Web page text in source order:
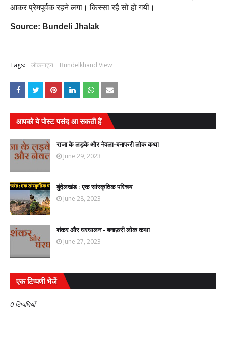
आकर प्रेमपूर्वक रहने लगा। किस्सा रहै सो हो गयी।
Source: Bundeli Jhalak
Tags: लोकनाट्य Bundelkhand View
आपको ये पोस्ट पसंद आ सकती हैं
राजा के लड़के और नेवला-बनाफरी लोक कथा
June 29, 2023
बुंदेलखंड : एक सांस्कृतिक परिचय
June 28, 2023
शंकर और घरघालन - बनाफ़री लोक कथा
June 27, 2023
एक टिप्पणी भेजें
0 टिप्पणियाँ